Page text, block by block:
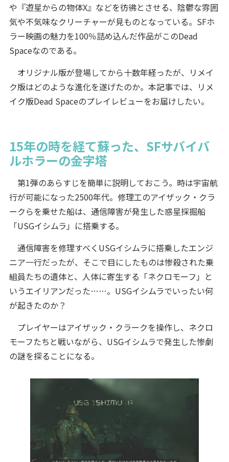
や『遊星からの物体X』などを彷彿とさせる、陰鬱な雰囲
気や不気味なクリーチャーが見ものとなっている。SFホ
ラー映画の魅力を100％詰め込んだ作品がこのDead
Spaceなのである。
オリジナル版が登場してから十数年経ったが、リメイ
ク版はどのような進化を遂げたのか。本記事では、リメ
イク版Dead Spaceのプレイレビューをお届けしたい。
15年の時を経て蘇った、SFサバイバ
ルホラーの金字塔
第1弾のあらすじを簡単に説明しておこう。時は宇宙航
行が可能になった2500年代。修理工のアイザック・クラ
ークらを乗せた船は、通信障害が発生した惑星採掘船
「USGイシムラ」に搭乗する。
通信障害を修理すべくUSGイシムラに搭乗したエンジ
ニア一行だったが、そこで目にしたものは惨殺された乗
組員たちの遺体と、人体に寄生する「ネクロモーフ」と
いうエイリアンだった……。USGイシムラでいったい何
が起きたのか？
プレイヤーはアイザック・クラークを操作し、ネクロ
モーフたちと戦いながら、USGイシムラで発生した惨劇
の謎を探ることになる。